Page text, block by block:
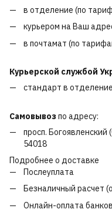
в отделение (по
курьером на Ваш
в почтамат (по
Курьерской службой
стандарт в
Самовывозпо адресу:
просп. Богоявленский
54018
Подробнее о доставке
Послеуплата
Безналичный расчет
Онлайн-оплата